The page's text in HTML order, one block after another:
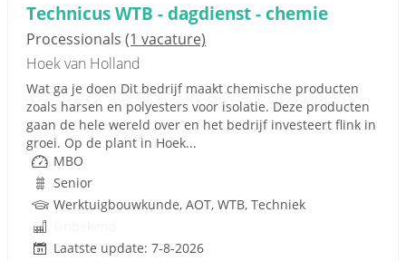
Technicus WTB - dagdienst - chemie
Processionals (1 vacature)
Hoek van Holland
Wat ga je doen Dit bedrijf maakt chemische producten
zoals harsen en polyesters voor isolatie. Deze producten
gaan de hele wereld over en het bedrijf investeert flink in
groei. Op de plant in Hoek...
MBO
Senior
Werktuigbouwkunde, AOT, WTB, Techniek
Laatste update: 7-8-2026